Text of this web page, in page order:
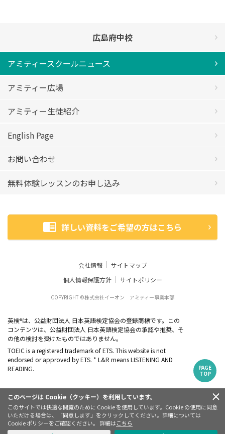
このページは Cookie（クッキー）を利用しています。
このサイトでは快適な閲覧のために Cookie を使用しています。Cookie の使用に同意
いただける場合は、「同意します」をクリックしてください。詳細については
Cookie ポリシーをご確認ください。 詳細はこちら
広島府中校
アミティースクールニュース
アミティー広場
アミティー生徒紹介
English Page
お問い合わせ
無料体験レッスンのお申し込み
PAGE
TOP
詳しい資料をご希望の方はこちら
会社情報
サイトマップ
個人情報保護方針
サイトポリシー
COPYRIGHT ©株式会社イーオン アミティー事業本部
英検®は、公益財団法人 日本英語検定協会の登録商標です。この
コンテンツは、公益財団法人 日本英語検定協会の承認や推奨、そ
の他の検討を受けたものではありません。
TOEIC is a registered trademark of ETS. This website is not
endorsed or approved by ETS. * L&R means LISTENING AND
READING.